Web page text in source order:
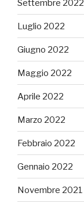
Settembre 2022
Luglio 2022
Giugno 2022
Maggio 2022
Aprile 2022
Marzo 2022
Febbraio 2022
Gennaio 2022
Novembre 2021